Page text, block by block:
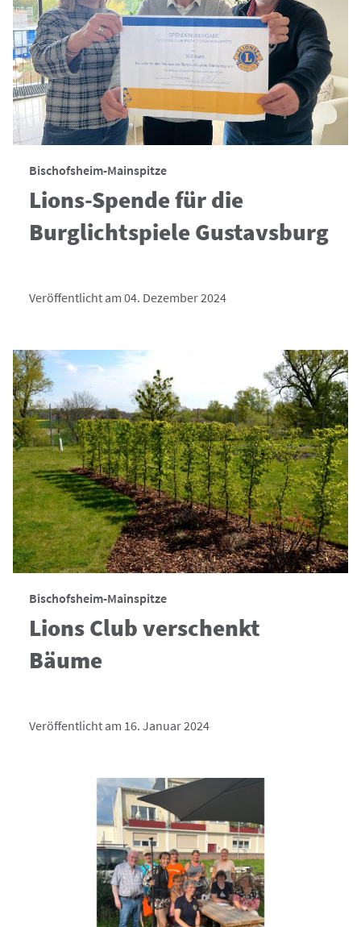
Bischofsheim-Mainspitze
Lions-Spende für die
Burglichtspiele Gustavsburg
Veröffentlicht am 04. Dezember 2024
Bischofsheim-Mainspitze
Lions Club verschenkt
Bäume
Veröffentlicht am 16. Januar 2024